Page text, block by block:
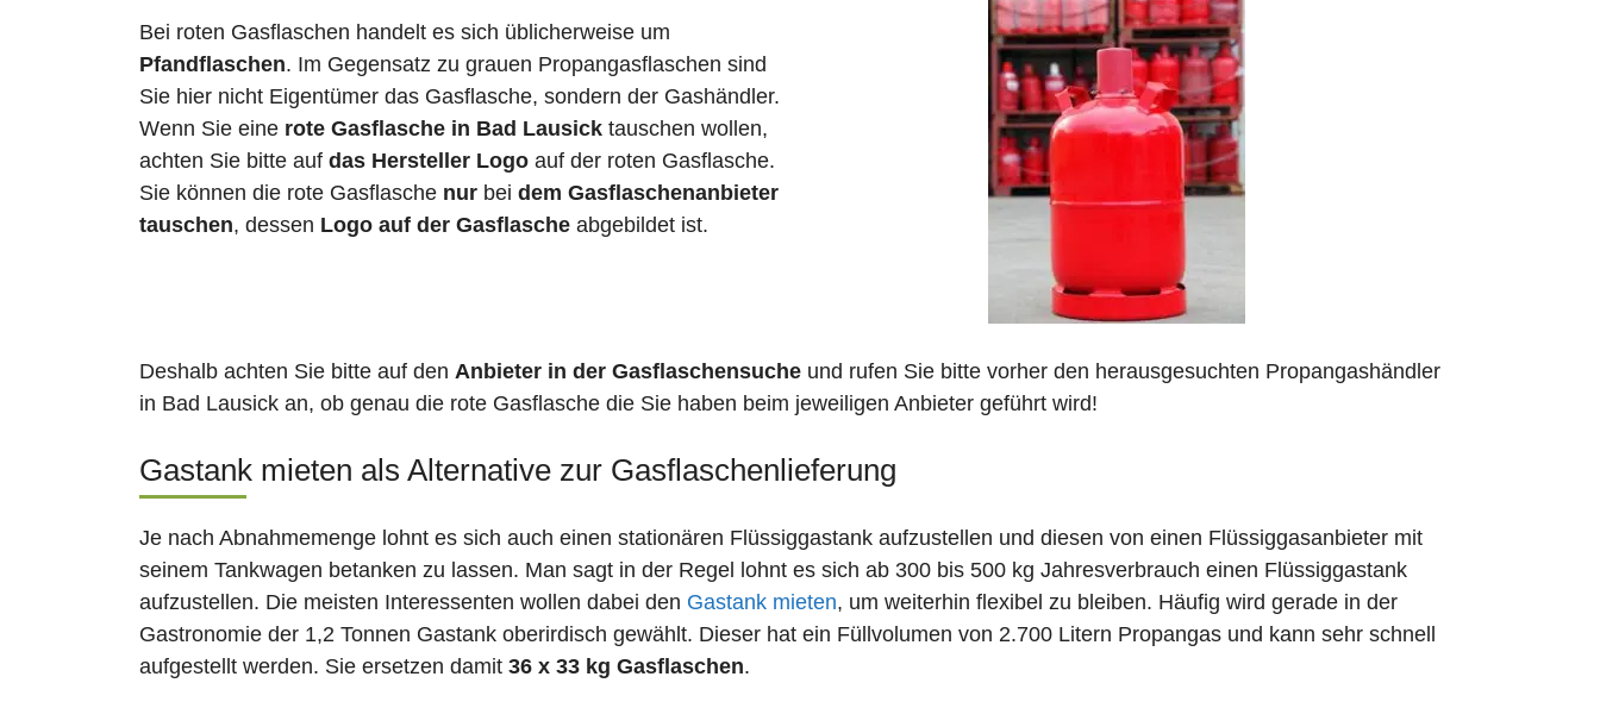
Bei roten Gasflaschen handelt es sich üblicherweise um
Pfandflaschen. Im Gegensatz zu grauen Propangasflaschen sind
Sie hier nicht Eigentümer das Gasflasche, sondern der Gashändler.
Wenn Sie eine rote Gasflasche in Bad Lausick tauschen wollen,
achten Sie bitte auf das Hersteller Logo auf der roten Gasflasche.
Sie können die rote Gasflasche nur bei dem Gasflaschenanbieter
tauschen, dessen Logo auf der Gasflasche abgebildet ist.
Deshalb achten Sie bitte auf den Anbieter in der Gasflaschensuche und rufen Sie bitte vorher den herausgesuchten Propangashändler
in Bad Lausick an, ob genau die rote Gasflasche die Sie haben beim jeweiligen Anbieter geführt wird!
Gastank mieten als Alternative zur Gasflaschenlieferung
Je nach Abnahmemenge lohnt es sich auch einen stationären Flüssiggastank aufzustellen und diesen von einen Flüssiggasanbieter mit
seinem Tankwagen betanken zu lassen. Man sagt in der Regel lohnt es sich ab 300 bis 500 kg Jahresverbrauch einen Flüssiggastank
aufzustellen. Die meisten Interessenten wollen dabei den Gastank mieten, um weiterhin flexibel zu bleiben. Häufig wird gerade in der
Gastronomie der 1,2 Tonnen Gastank oberirdisch gewählt. Dieser hat ein Füllvolumen von 2.700 Litern Propangas und kann sehr schnell
aufgestellt werden. Sie ersetzen damit 36 x 33 kg Gasflaschen.